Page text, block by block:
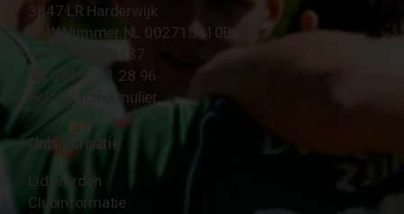
3847 LR Harderwijk
BTW Nummer NL 002715910B01
KvK Nr 40094437
☎︎ 0341 - 41 28 96
✉︎ Contactformulier
Clubinformatie
Lid worden
Clubinformatie